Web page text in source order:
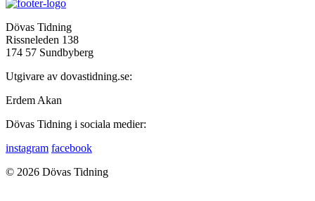
Dövas Tidning
Rissneleden 138
174 57 Sundbyberg
Utgivare av dovastidning.se:
Erdem Akan
Dövas Tidning i sociala medier:
instagram facebook
© 2026 Dövas Tidning